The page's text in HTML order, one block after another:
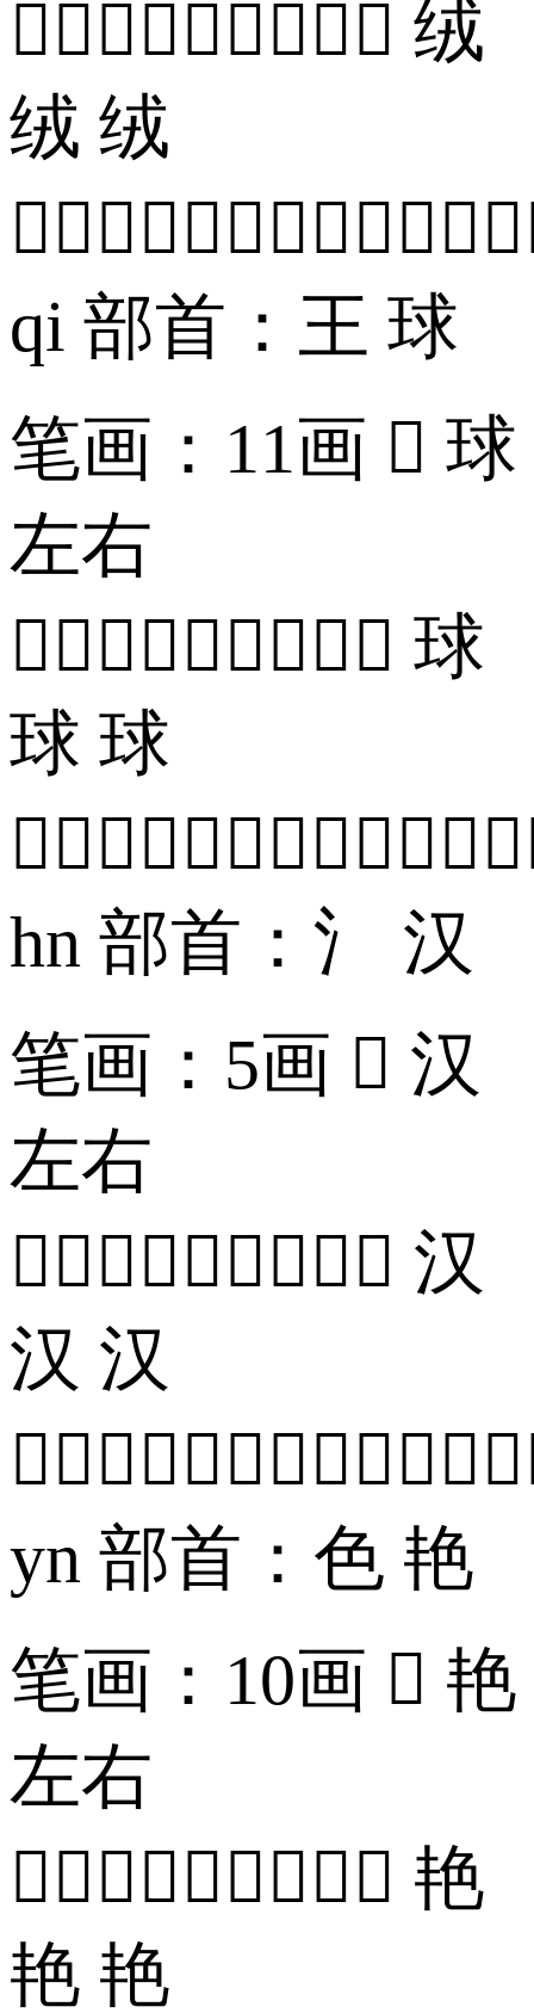
 绒
绒 绒
qi 部首：王 球
笔画：11画  球
左右
 球
球 球
hn 部首：氵 汉
笔画：5画  汉
左右
 汉
汉 汉
yn 部首：色 艳
笔画：10画  艳
左右
 艳
艳 艳